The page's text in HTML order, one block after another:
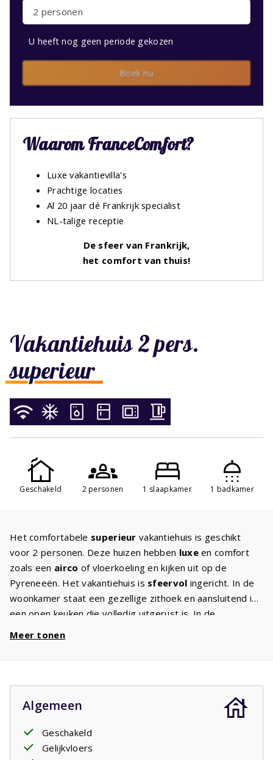
Vakantiehuis 2 pers.
superieur
Geschakeld 2 personen 1 slaapkamer 1 badkamer
Het comfortabele superieur vakantiehuis is geschikt
voor 2 personen. Deze huizen hebben luxeen comfort
zoals een airco of vloerkoeling en kijken uit op de
Pyreneeën. Het vakantiehuis is sfeervol ingericht. In de
woonkamer staat een gezellige zithoek en aansluitend is
een open keuken die volledig uitgerust is. In de
badkamer met een wastafel en een bad/douche.
Daarnaast is er een apart toilet. Grote openslaande
waar u heerlijk kunt
genieten. Een gedeelte van het terras is overdekt
waardoor u lang van de Franse zomeravonden kunt
Meer tonen
Algemeen
Geschakeld
Gelijkvloers
2 personen
U heeft nog geen periode gekozen
Boek nu
Waarom FranceComfort?
Luxe vakantievilla's
Prachtige locaties
Al 20 jaar dé Frankrijk specialist
NL-talige receptie
De sfeer van Frankrijk,
het comfort van thuis!